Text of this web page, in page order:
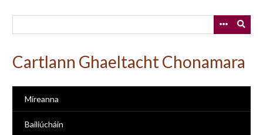
Cartlann Ghaeltacht Chonamara
Míreanna
Bailiúcháin